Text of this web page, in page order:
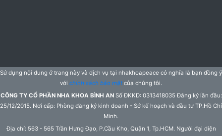
Sử dụng nội dung ở trang này và dịch vụ tại nhakhoapeace có nghĩa là bạn đồng ý
với chính sách bảo mật của chúng tôi.
CÔNG TY CỔ PHẦN NHA KHOA BÌNH ANSố ĐKKD: 0313418035 Đăng ký lần đầu:
25/12/2015. Nơi cấp: Phòng đăng ký kinh doanh - Sở kế hoạch và đầu tư TP.Hồ Chí
Minh.
Địa chỉ: 563 - 565 Trần Hưng Đạo, P.Cầu Kho, Quận 1, Tp.HCM. Người đại diện